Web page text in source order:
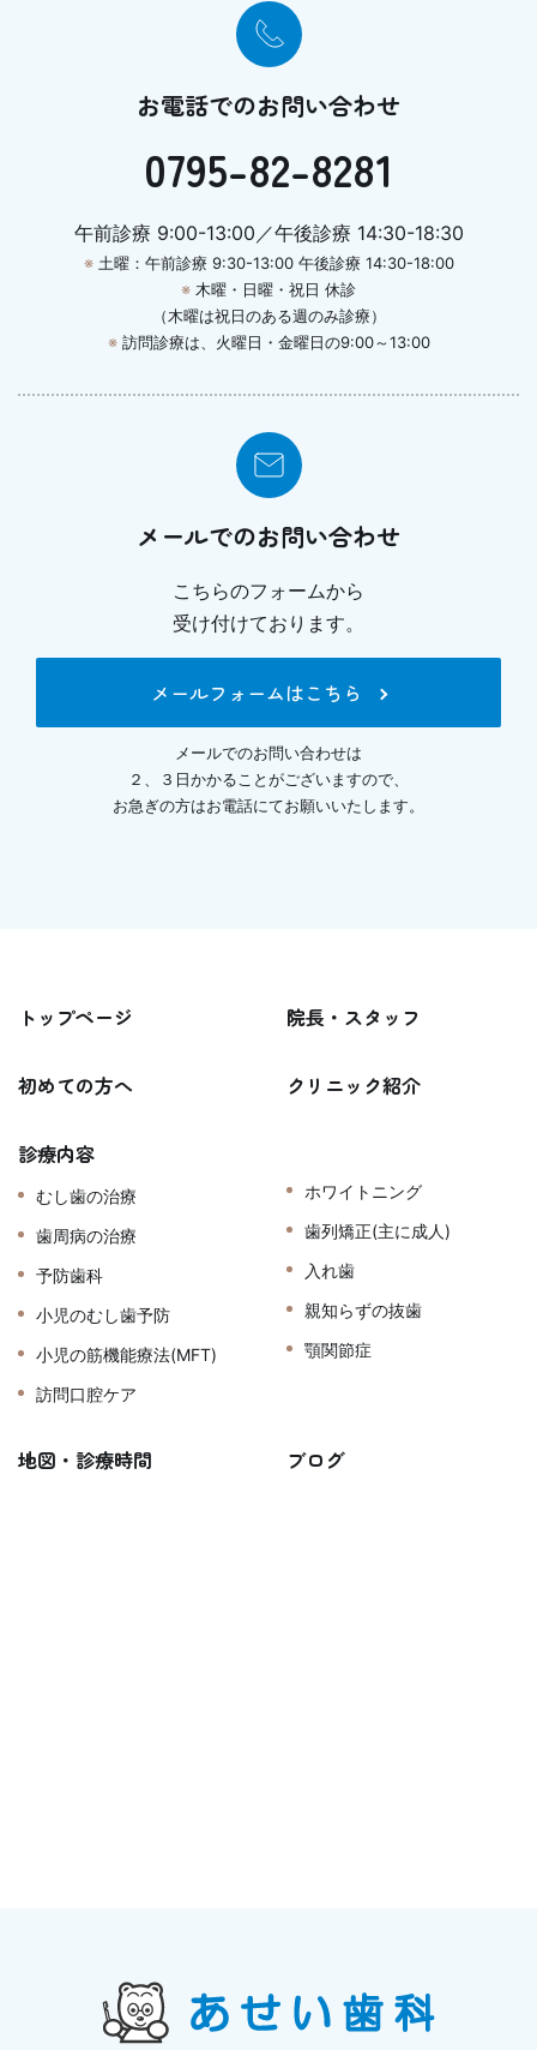
お電話でのお問い合わせ
0795-82-8281
午前診療 9:00-13:00／午後診療 14:30-18:30
※土曜：午前診療 9:30-13:00 午後診療 14:30-18:00
※ 木曜・日曜・祝日 休診
（木曜は祝日のある週のみ診療）
※訪問診療は、火曜日・金曜日の9:00～13:00
メールでのお問い合わせ
こちらのフォームから
受け付けております。
メールフォームはこちら
メールでのお問い合わせは
２、３日かかることがございますので、
お急ぎの方はお電話にてお願いいたします。
トップページ 院長・スタッフ
初めての方へ クリニック紹介
診療内容
むし歯の治療
歯周病の治療
予防歯科
小児のむし歯予防
小児の筋機能療法(MFT)
訪問口腔ケア
ホワイトニング
歯列矯正(主に成人)
入れ歯
親知らずの抜歯
顎関節症
地図・診療時間 ブログ